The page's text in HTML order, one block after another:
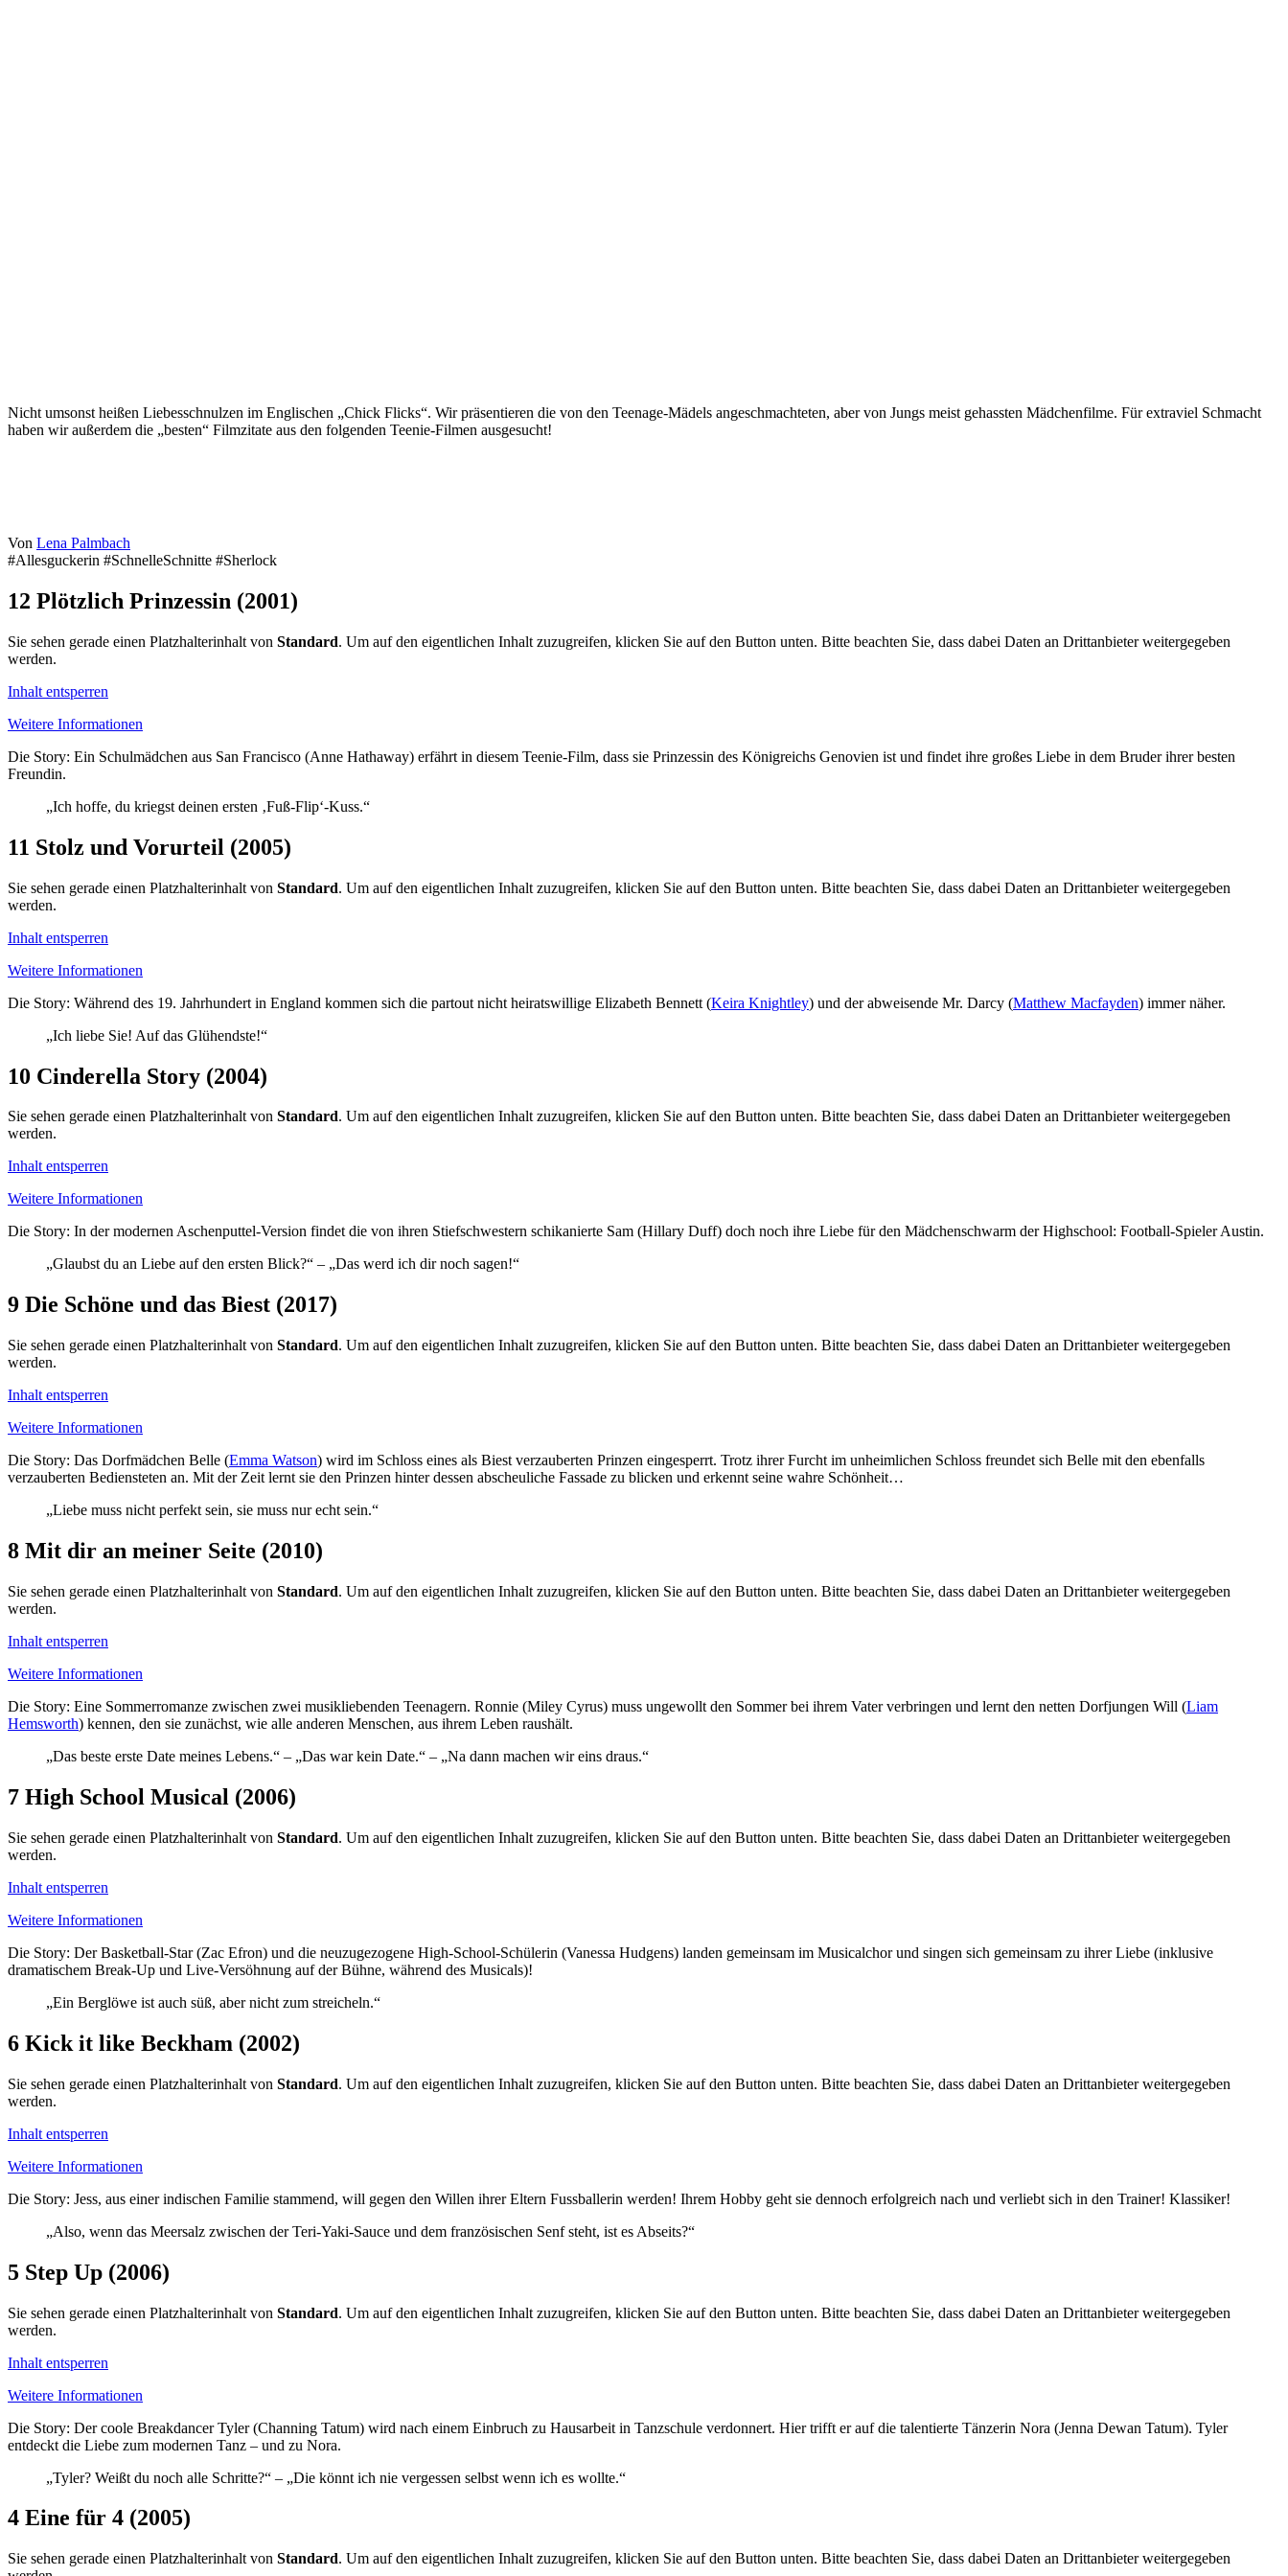
Nicht umsonst heißen Liebesschnulzen im Englischen „Chick Flicks“. Wir präsentieren die von den Teenage-Mädels angeschmachteten, aber von Jungs meist gehassten Mädchenfilme. Für extraviel Schmacht
haben wir außerdem die „besten“ Filmzitate aus den folgenden Teenie-Filmen ausgesucht!
Von Lena Palmbach
#Allesguckerin #SchnelleSchnitte #Sherlock
12 Plötzlich Prinzessin (2001)
Sie sehen gerade einen Platzhalterinhalt von Standard. Um auf den eigentlichen Inhalt zuzugreifen, klicken Sie auf den Button unten. Bitte beachten Sie, dass dabei Daten an Drittanbieter weitergegeben
werden.
Inhalt entsperren
Weitere Informationen
Die Story: Ein Schulmädchen aus San Francisco (Anne Hathaway) erfährt in diesem Teenie-Film, dass sie Prinzessin des Königreichs Genovien ist und findet ihre großes Liebe in dem Bruder ihrer besten
Freundin.
„Ich hoffe, du kriegst deinen ersten ‚Fuß-Flip‘-Kuss.“
11 Stolz und Vorurteil (2005)
Sie sehen gerade einen Platzhalterinhalt von Standard. Um auf den eigentlichen Inhalt zuzugreifen, klicken Sie auf den Button unten. Bitte beachten Sie, dass dabei Daten an Drittanbieter weitergegeben
werden.
Inhalt entsperren
Weitere Informationen
Die Story: Während des 19. Jahrhundert in England kommen sich die partout nicht heiratswillige Elizabeth Bennett (Keira Knightley) und der abweisende Mr. Darcy (Matthew Macfayden) immer näher.
„Ich liebe Sie! Auf das Glühendste!“
10 Cinderella Story (2004)
Sie sehen gerade einen Platzhalterinhalt von Standard. Um auf den eigentlichen Inhalt zuzugreifen, klicken Sie auf den Button unten. Bitte beachten Sie, dass dabei Daten an Drittanbieter weitergegeben
werden.
Inhalt entsperren
Weitere Informationen
Die Story: In der modernen Aschenputtel-Version findet die von ihren Stiefschwestern schikanierte Sam (Hillary Duff) doch noch ihre Liebe für den Mädchenschwarm der Highschool: Football-Spieler Austin.
„Glaubst du an Liebe auf den ersten Blick?“ – „Das werd ich dir noch sagen!“
9 Die Schöne und das Biest (2017)
Sie sehen gerade einen Platzhalterinhalt von Standard. Um auf den eigentlichen Inhalt zuzugreifen, klicken Sie auf den Button unten. Bitte beachten Sie, dass dabei Daten an Drittanbieter weitergegeben
werden.
Inhalt entsperren
Weitere Informationen
Die Story: Das Dorfmädchen Belle (Emma Watson) wird im Schloss eines als Biest verzauberten Prinzen eingesperrt. Trotz ihrer Furcht im unheimlichen Schloss freundet sich Belle mit den ebenfalls
verzauberten Bediensteten an. Mit der Zeit lernt sie den Prinzen hinter dessen abscheuliche Fassade zu blicken und erkennt seine wahre Schönheit…
„Liebe muss nicht perfekt sein, sie muss nur echt sein.“
8 Mit dir an meiner Seite (2010)
Sie sehen gerade einen Platzhalterinhalt von Standard. Um auf den eigentlichen Inhalt zuzugreifen, klicken Sie auf den Button unten. Bitte beachten Sie, dass dabei Daten an Drittanbieter weitergegeben
werden.
Inhalt entsperren
Weitere Informationen
Die Story: Eine Sommerromanze zwischen zwei musikliebenden Teenagern. Ronnie (Miley Cyrus) muss ungewollt den Sommer bei ihrem Vater verbringen und lernt den netten Dorfjungen Will (Liam
Hemsworth) kennen, den sie zunächst, wie alle anderen Menschen, aus ihrem Leben raushält.
„Das beste erste Date meines Lebens.“ – „Das war kein Date.“ – „Na dann machen wir eins draus.“
7 High School Musical (2006)
Sie sehen gerade einen Platzhalterinhalt von Standard. Um auf den eigentlichen Inhalt zuzugreifen, klicken Sie auf den Button unten. Bitte beachten Sie, dass dabei Daten an Drittanbieter weitergegeben
werden.
Inhalt entsperren
Weitere Informationen
Die Story: Der Basketball-Star (Zac Efron) und die neuzugezogene High-School-Schülerin (Vanessa Hudgens) landen gemeinsam im Musicalchor und singen sich gemeinsam zu ihrer Liebe (inklusive
dramatischem Break-Up und Live-Versöhnung auf der Bühne, während des Musicals)!
„Ein Berglöwe ist auch süß, aber nicht zum streicheln.“
6 Kick it like Beckham (2002)
Sie sehen gerade einen Platzhalterinhalt von Standard. Um auf den eigentlichen Inhalt zuzugreifen, klicken Sie auf den Button unten. Bitte beachten Sie, dass dabei Daten an Drittanbieter weitergegeben
werden.
Inhalt entsperren
Weitere Informationen
Die Story: Jess, aus einer indischen Familie stammend, will gegen den Willen ihrer Eltern Fussballerin werden! Ihrem Hobby geht sie dennoch erfolgreich nach und verliebt sich in den Trainer! Klassiker!
„Also, wenn das Meersalz zwischen der Teri-Yaki-Sauce und dem französischen Senf steht, ist es Abseits?“
5 Step Up (2006)
Sie sehen gerade einen Platzhalterinhalt von Standard. Um auf den eigentlichen Inhalt zuzugreifen, klicken Sie auf den Button unten. Bitte beachten Sie, dass dabei Daten an Drittanbieter weitergegeben
werden.
Inhalt entsperren
Weitere Informationen
Die Story: Der coole Breakdancer Tyler (Channing Tatum) wird nach einem Einbruch zu Hausarbeit in Tanzschule verdonnert. Hier trifft er auf die talentierte Tänzerin Nora (Jenna Dewan Tatum). Tyler
entdeckt die Liebe zum modernen Tanz – und zu Nora.
„Tyler? Weißt du noch alle Schritte?“ – „Die könnt ich nie vergessen selbst wenn ich es wollte.“
4 Eine für 4 (2005)
Sie sehen gerade einen Platzhalterinhalt von Standard. Um auf den eigentlichen Inhalt zuzugreifen, klicken Sie auf den Button unten. Bitte beachten Sie, dass dabei Daten an Drittanbieter weitergegeben